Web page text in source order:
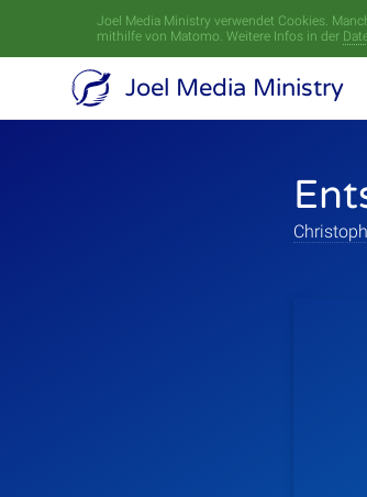
Joel Media Ministry verwendet Cookies.
mithilfe von Matomo. Weitere Infos in der
Joel Media Ministry